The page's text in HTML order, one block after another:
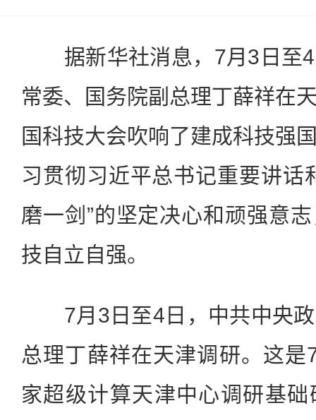
据新华社消息，7月3日至4
常委、国务院副总理丁薛祥在
国科技大会吹响了建成科技强
习贯彻习近平总书记重要讲话
磨一剑”的坚定决心和顽强意
技自立自强。
7月3日至4日，中共中央政
总理丁薛祥在天津调研。这
家超级计算天津中心调研基